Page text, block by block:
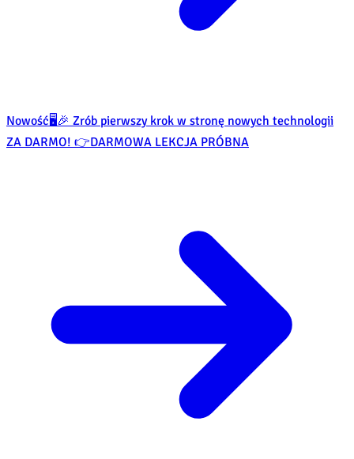
Nowość🖥️🎉 Zrób pierwszy krok w stronę nowych technologii
ZA DARMO! 👉DARMOWA LEKCJA PRÓBNA